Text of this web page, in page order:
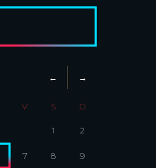
V S D
1 2
7 8 9